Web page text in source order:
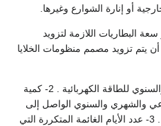
أو إنارة الشوارع وغيرها.
البطاريات اللازمة لتزويد
يتم تزويد مصمم منظومات الخلايا
1- الاستهلاك اليومي والأسبوعي والسنوي للطاقة الكهربائية . 2- كمية
والشهري والسنوي الواصل إلى
المنطقة التي توجد فيها المنظومة . 3- عدد الأيام الغائمة المتكررة التي